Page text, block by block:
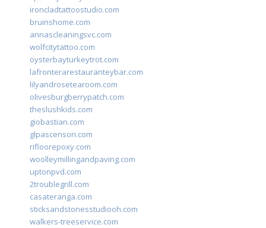
ironcladtattoostudio.com
bruinshome.com
annascleaningsvc.com
wolfcitytattoo.com
oysterbayturkeytrot.com
lafronterarestauranteybar.com
lilyandrosetearoom.com
olivesburgberrypatch.com
theslushkids.com
giobastian.com
glpascensori.com
rifloorepoxy.com
woolleymillingandpaving.com
uptonpvd.com
2troublegrill.com
casateranga.com
sticksandstonesstudiooh.com
walkers-treeservice.com